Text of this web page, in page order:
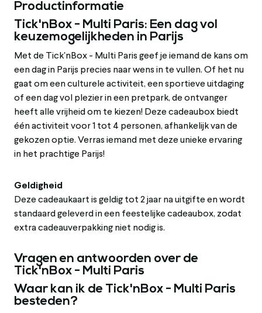
Productinformatie
Tick'nBox - Multi Paris: Een dag vol
keuzemogelijkheden in Parijs
Met de Tick'nBox - Multi Paris geef je iemand de kans om
een dag in Parijs precies naar wens in te vullen. Of het nu
gaat om een culturele activiteit, een sportieve uitdaging
of een dag vol plezier in een pretpark, de ontvanger
heeft alle vrijheid om te kiezen! Deze cadeaubox biedt
één activiteit voor 1 tot 4 personen, afhankelijk van de
gekozen optie. Verras iemand met deze unieke ervaring
in het prachtige Parijs!
Geldigheid
Deze cadeaukaart is geldig tot 2 jaar na uitgifte en wordt
standaard geleverd in een feestelijke cadeaubox, zodat
extra cadeauverpakking niet nodig is.
Vragen en antwoorden over de
Tick'nBox - Multi Paris
Waar kan ik de Tick'nBox - Multi Paris
besteden?